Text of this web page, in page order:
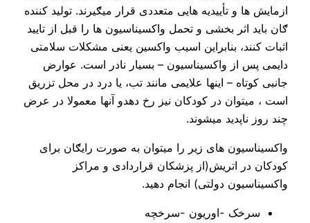
ازمایش ها و تأییدیه هایی متعددی قرار میګیرند. تولید کننده
ګان باید اثر بخشی و تحمل واکسیناسیون ها را قبل از تایید
اثبات کنند، بنابراین اسیب واکسین یعنی مشکلات سلامتی
دایمی پس از واکسیناسیون – بسیار نادر است. عوارض
جانبی کوتاه – اینها علایمی مانند تب، یا درد در محل تزریق
است ، میتوان در کودکان نیز رخ دهدو آنها معمولا در عرض
چند روز ناپدید میشوند.
واکسیناسیون های زیر را میتوان به صورت رایګان برای
کودکان در اتریش(از پزشکان قراردادی و مراکز
واکسیناسیون دولتی) انجام دهید.
سرخک -اوریون -سرخچه